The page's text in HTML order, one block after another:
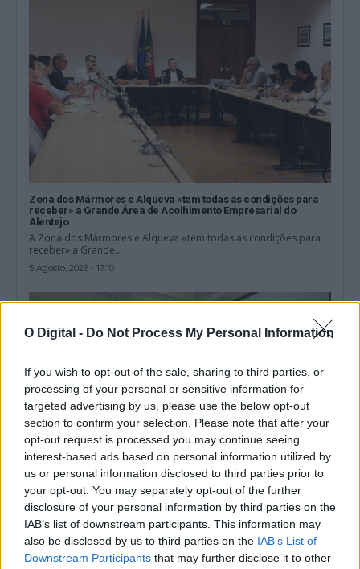
O Digital - Do Not Process My Personal Information
If you wish to opt-out of the sale, sharing to third parties, or
processing of your personal or sensitive information for
targeted advertising by us, please use the below opt-out
section to confirm your selection. Please note that after your
opt-out request is processed you may continue seeing
interest-based ads based on personal information utilized by
us or personal information disclosed to third parties prior to
your opt-out. You may separately opt-out of the further
disclosure of your personal information by third parties on the
IAB’s list of downstream participants. This information may
also be disclosed by us to third parties on the IAB’s List of
Downstream Participants that may further disclose it to other
Zona dos Mármores e Alqueva «tem todas as condições para
receber» a Grande Área de Acolhimento Empresarial do
Alentejo
A Zona dos Mármores e Alqueva «tem todas as condições para
receber» a Grande...
5 Agosto, 2026 - 17:10
Nova associação quer dar uma voz comum ao mármore
Um comunicado divulgado esta quarta-feira confirmou a criação
da ALMA — Alentejo de Mármore,...
5 Agosto, 2026 - 12:04